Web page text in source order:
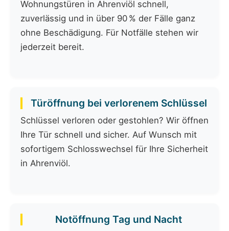
Wohnungstüren in Ahrenviöl schnell,
zuverlässig und in über 90 % der Fälle ganz
ohne Beschädigung. Für Notfälle stehen wir
jederzeit bereit.
Türöffnung bei verlorenem Schlüssel
Schlüssel verloren oder gestohlen? Wir öffnen
Ihre Tür schnell und sicher. Auf Wunsch mit
sofortigem Schlosswechsel für Ihre Sicherheit
in Ahrenviöl.
Notöffnung Tag und Nacht